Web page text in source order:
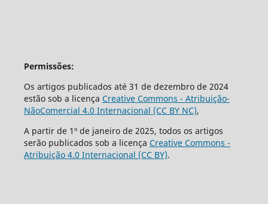
Permissões:
Os artigos publicados até 31 de dezembro de 2024
estão sob a licença Creative Commons - Atribuição-
NãoComercial 4.0 Internacional (CC BY NC),
A partir de 1º de janeiro de 2025, todos os artigos
serão publicados sob a licença Creative Commons -
Atribuição 4.0 Internacional (CC BY).